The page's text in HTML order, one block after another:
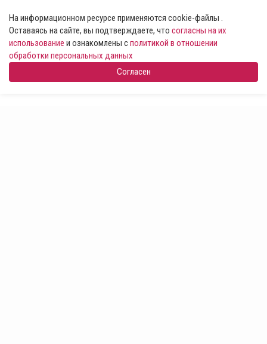
На информационном ресурсе применяются cookie-файлы .
Оставаясь на сайте, вы подтверждаете, что согласны на их
использование и ознакомлены сполитикой в отношении
обработки персональных данных
Согласен